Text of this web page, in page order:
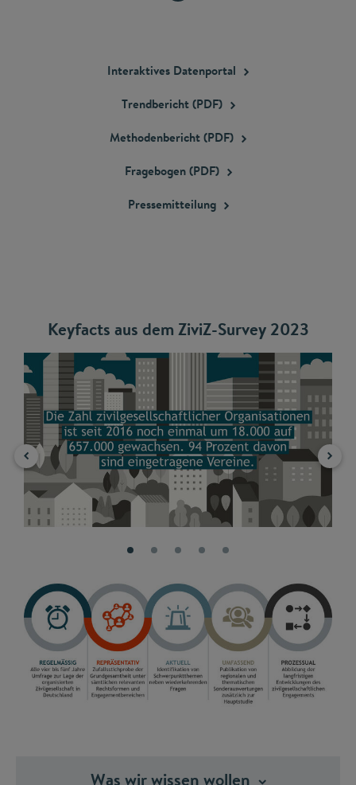
Interaktives Datenportal
Trendbericht(PDF)
Methodenbericht(PDF)
Fragebogen(PDF)
Pressemitteilung
Keyfacts aus dem ZiviZ-Survey 2023
Was wir wissen wollen